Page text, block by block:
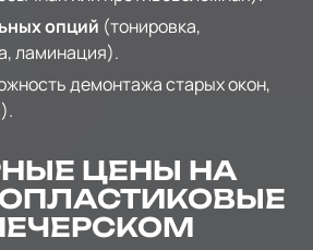
опций (тонировка,
ламинация).
демонтажа старых окон,
ЦЕНЫ НА